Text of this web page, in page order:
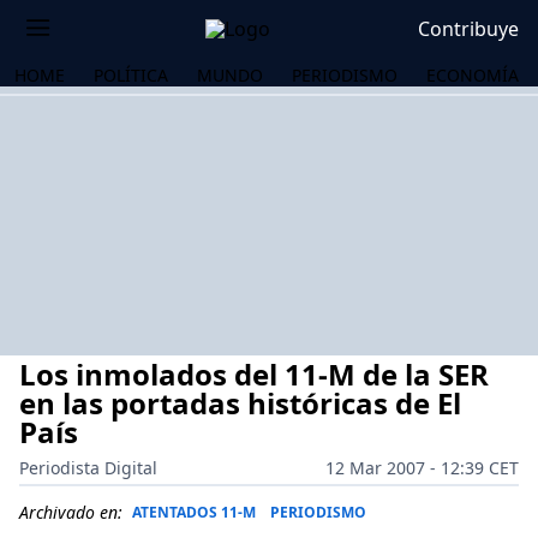
Contribuye
HOME POLÍTICA MUNDO PERIODISMO ECONOMÍA
Los inmolados del 11-M de la SER
en las portadas históricas de El
País
Periodista Digital
12 Mar 2007 - 12:39 CET
Archivado en: ATENTADOS 11-M PERIODISMO